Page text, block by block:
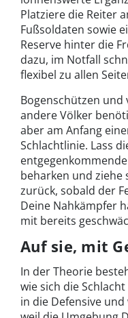
Platziere die Reiter
Fußsoldaten sowie
Reserve hinter die
dazu, im Notfall
flexibel zu allen
Bogenschützen und
andere Völker
aber am Anfang
Schlachtlinie. Lass
beharken und ziehe
zurück, sobald der
Deine Nahkämpfer
mit bereits
Auf sie, mit
In der Theorie
wie sich die
in die Defensive